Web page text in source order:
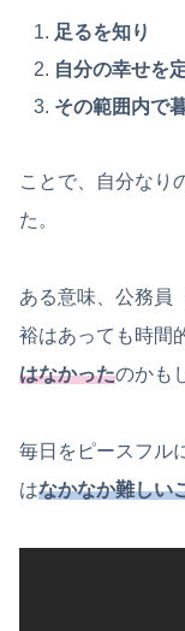
足るを知り
自分の幸せを
その範囲内で
ことで、自分なり
た。
ある意味、公務員
裕はあっても時間
はなかったのかも
毎日をピースフル
はなかなか難しい